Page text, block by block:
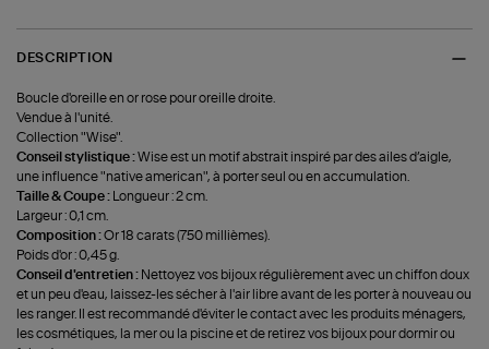
DESCRIPTION
Boucle d'oreille en or rose pour oreille droite.
Vendue à l'unité.
Collection "Wise".
Conseil stylistique :Wise est un motif abstrait inspiré par des ailes d’aigle,
une influence "native american", à porter seul ou en accumulation.
Taille & Coupe :
Longueur : 2 cm.
Largeur : 0,1 cm.
Composition :Or 18 carats (750 millièmes).
Poids d'or : 0,45 g.
Conseil d'entretien : Nettoyez vos bijoux régulièrement avec un chiffon doux
et un peu d'eau, laissez-les sécher à l'air libre avant de les porter à nouveau ou
les ranger. Il est recommandé d'éviter le contact avec les produits ménagers,
les cosmétiques, la mer ou la piscine et de retirez vos bijoux pour dormir ou